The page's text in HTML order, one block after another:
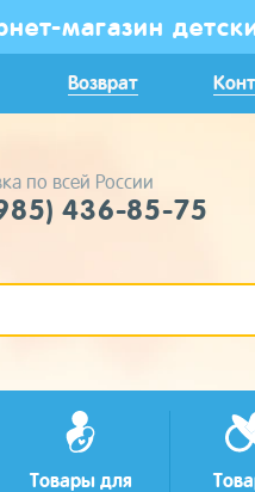
магазин
Возврат
по всей России
436-85-75
Товары для